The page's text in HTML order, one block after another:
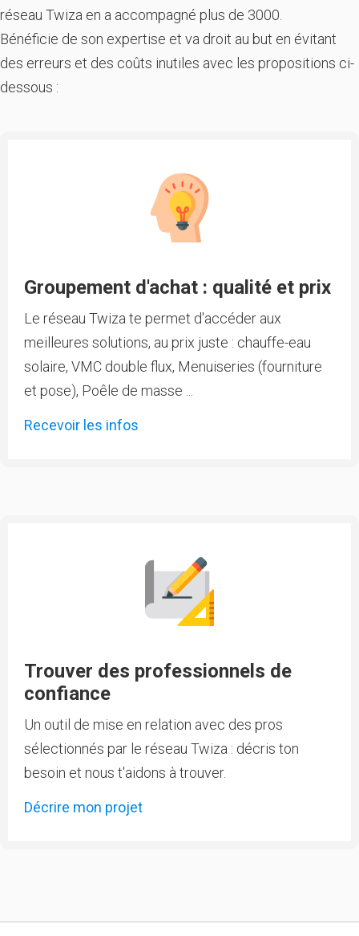
réseau Twiza en a accompagné plus de 3000.
Bénéficie de son expertise et va droit au but en évitant
des erreurs et des coûts inutiles avec les propositions ci-
dessous :
Groupement d'achat : qualité et prix
Le réseau Twiza te permet d'accéder aux
meilleures solutions, au prix juste : chauffe-eau
solaire, VMC double flux, Menuiseries (fourniture
et pose), Poêle de masse ...
Recevoir les infos
Trouver des professionnels de
confiance
Un outil de mise en relation avec des pros
sélectionnés par le réseau Twiza : décris ton
besoin et nous t'aidons à trouver.
Décrire mon projet